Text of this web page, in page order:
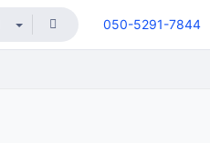
050-5291-7844